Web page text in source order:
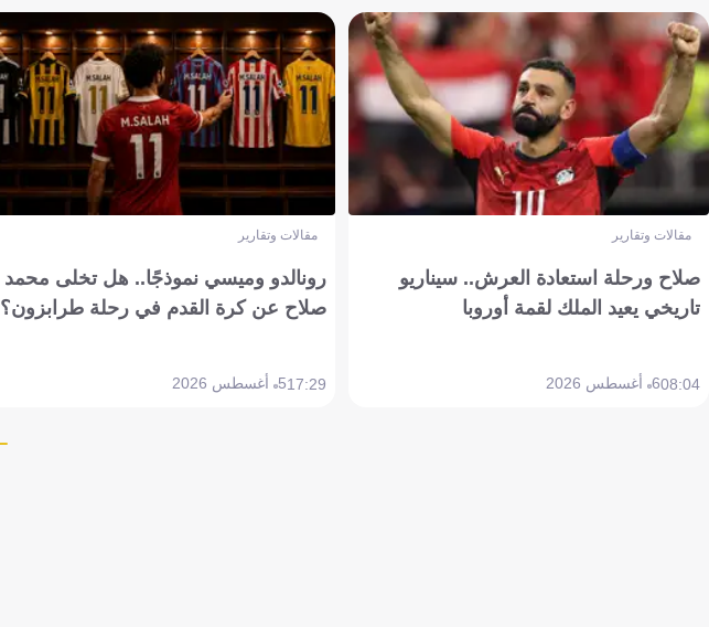
مقالات وتقارير
صلاح ورحلة استعادة العرش.. سيناريو
تاريخي يعيد الملك لقمة أوروبا
08:046 أغسطس 2026
مقالات وتقارير
رونالدو وميسي نموذجًا.. هل تخلى محمد
صلاح عن كرة القدم في رحلة طرابزون؟
17:295 أغسطس 2026